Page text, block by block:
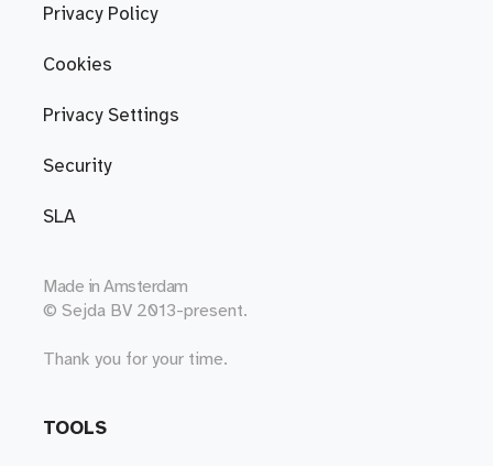
Privacy Policy
Cookies
Privacy Settings
Security
SLA
Made in Amsterdam
© Sejda BV 2013-present.
Thank you for your time.
TOOLS